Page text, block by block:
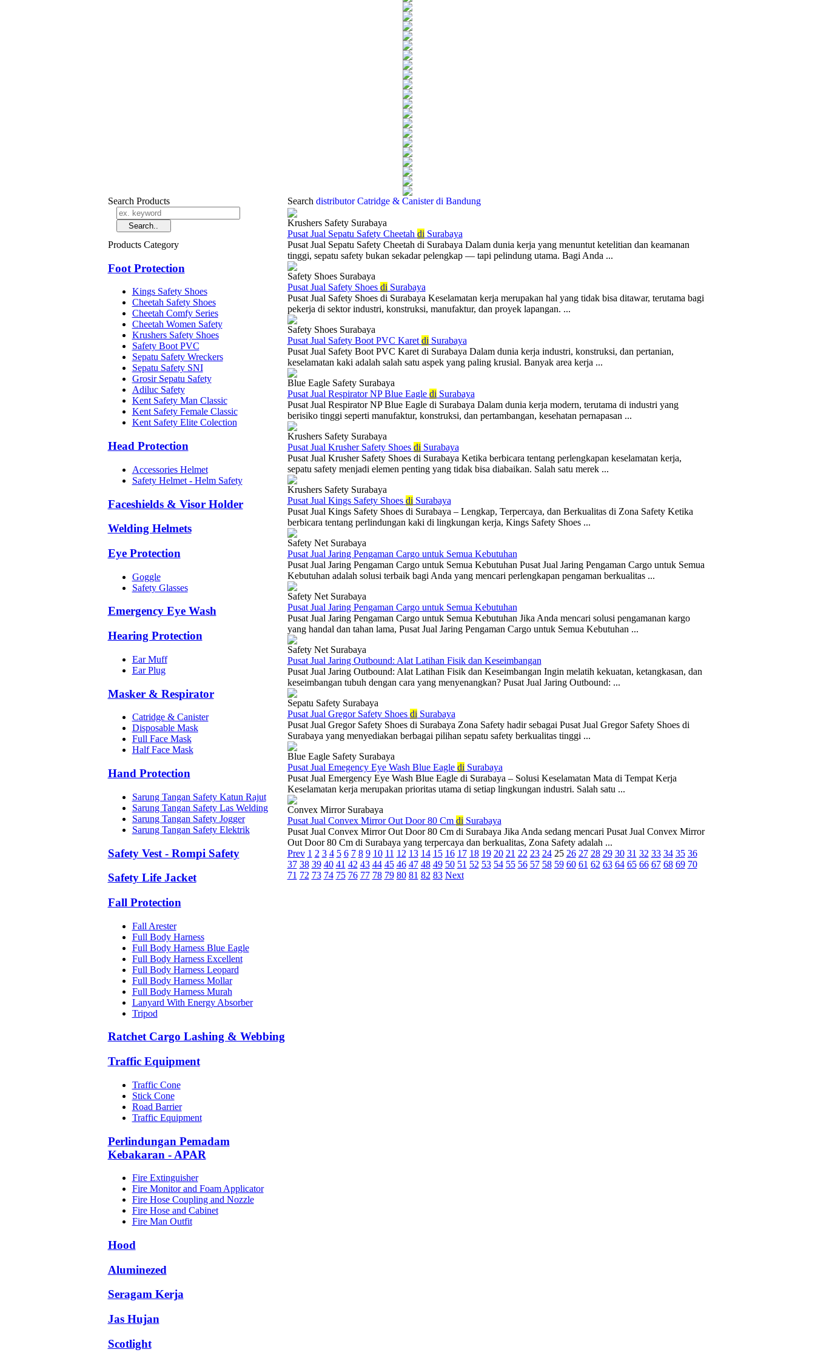
Search Products
Products Category
Foot Protection
Kings Safety Shoes
Cheetah Safety Shoes
Cheetah Comfy Series
Cheetah Women Safety
Krushers Safety Shoes
Safety Boot PVC
Sepatu Safety Wreckers
Sepatu Safety SNI
Grosir Sepatu Safety
Adiluc Safety
Kent Safety Man Classic
Kent Safety Female Classic
Kent Safety Elite Colection
Head Protection
Accessories Helmet
Safety Helmet - Helm Safety
Faceshields & Visor Holder
Welding Helmets
Eye Protection
Goggle
Safety Glasses
Emergency Eye Wash
Hearing Protection
Ear Muff
Ear Plug
Masker & Respirator
Catridge & Canister
Disposable Mask
Full Face Mask
Half Face Mask
Hand Protection
Sarung Tangan Safety Katun Rajut
Sarung Tangan Safety Las Welding
Sarung Tangan Safety Jogger
Sarung Tangan Safety Elektrik
Safety Vest - Rompi Safety
Safety Life Jacket
Fall Protection
Fall Arester
Full Body Harness
Full Body Harness Blue Eagle
Full Body Harness Excellent
Full Body Harness Leopard
Full Body Harness Mollar
Full Body Harness Murah
Lanyard With Energy Absorber
Tripod
Ratchet Cargo Lashing & Webbing
Traffic Equipment
Traffic Cone
Stick Cone
Road Barrier
Traffic Equipment
Perlindungan Pemadam
Kebakaran - APAR
Fire Extinguisher
Fire Monitor and Foam Applicator
Fire Hose Coupling and Nozzle
Fire Hose and Cabinet
Fire Man Outfit
Hood
Aluminezed
Seragam Kerja
Jas Hujan
Scotlight
Search distributor Catridge & Canister di Bandung
Krushers Safety Surabaya
Pusat Jual Sepatu Safety Cheetah di Surabaya
Pusat Jual Sepatu Safety Cheetah di Surabaya Dalam dunia kerja yang menuntut ketelitian dan keamanan
tinggi, sepatu safety bukan sekadar pelengkap — tapi pelindung utama. Bagi Anda ...
Safety Shoes Surabaya
Pusat Jual Safety Shoes di Surabaya
Pusat Jual Safety Shoes di Surabaya Keselamatan kerja merupakan hal yang tidak bisa ditawar, terutama bagi
pekerja di sektor industri, konstruksi, manufaktur, dan proyek lapangan. ...
Safety Shoes Surabaya
Pusat Jual Safety Boot PVC Karet di Surabaya
Pusat Jual Safety Boot PVC Karet di Surabaya Dalam dunia kerja industri, konstruksi, dan pertanian,
keselamatan kaki adalah salah satu aspek yang paling krusial. Banyak area kerja ...
Blue Eagle Safety Surabaya
Pusat Jual Respirator NP Blue Eagle di Surabaya
Pusat Jual Respirator NP Blue Eagle di Surabaya Dalam dunia kerja modern, terutama di industri yang
berisiko tinggi seperti manufaktur, konstruksi, dan pertambangan, kesehatan pernapasan ...
Krushers Safety Surabaya
Pusat Jual Krusher Safety Shoes di Surabaya
Pusat Jual Krusher Safety Shoes di Surabaya Ketika berbicara tentang perlengkapan keselamatan kerja,
sepatu safety menjadi elemen penting yang tidak bisa diabaikan. Salah satu merek ...
Krushers Safety Surabaya
Pusat Jual Kings Safety Shoes di Surabaya
Pusat Jual Kings Safety Shoes di Surabaya – Lengkap, Terpercaya, dan Berkualitas di Zona Safety Ketika
berbicara tentang perlindungan kaki di lingkungan kerja, Kings Safety Shoes ...
Safety Net Surabaya
Pusat Jual Jaring Pengaman Cargo untuk Semua Kebutuhan
Pusat Jual Jaring Pengaman Cargo untuk Semua Kebutuhan Pusat Jual Jaring Pengaman Cargo untuk Semua
Kebutuhan adalah solusi terbaik bagi Anda yang mencari perlengkapan pengaman berkualitas ...
Safety Net Surabaya
Pusat Jual Jaring Pengaman Cargo untuk Semua Kebutuhan
Pusat Jual Jaring Pengaman Cargo untuk Semua Kebutuhan Jika Anda mencari solusi pengamanan kargo
yang handal dan tahan lama, Pusat Jual Jaring Pengaman Cargo untuk Semua Kebutuhan ...
Safety Net Surabaya
Pusat Jual Jaring Outbound: Alat Latihan Fisik dan Keseimbangan
Pusat Jual Jaring Outbound: Alat Latihan Fisik dan Keseimbangan Ingin melatih kekuatan, ketangkasan, dan
keseimbangan tubuh dengan cara yang menyenangkan? Pusat Jual Jaring Outbound: ...
Sepatu Safety Surabaya
Pusat Jual Gregor Safety Shoes di Surabaya
Pusat Jual Gregor Safety Shoes di Surabaya Zona Safety hadir sebagai Pusat Jual Gregor Safety Shoes di
Surabaya yang menyediakan berbagai pilihan sepatu safety berkualitas tinggi ...
Blue Eagle Safety Surabaya
Pusat Jual Emegency Eye Wash Blue Eagle di Surabaya
Pusat Jual Emergency Eye Wash Blue Eagle di Surabaya – Solusi Keselamatan Mata di Tempat Kerja
Keselamatan kerja merupakan prioritas utama di setiap lingkungan industri. Salah satu ...
Convex Mirror Surabaya
Pusat Jual Convex Mirror Out Door 80 Cm di Surabaya
Pusat Jual Convex Mirror Out Door 80 Cm di Surabaya Jika Anda sedang mencari Pusat Jual Convex Mirror
Out Door 80 Cm di Surabaya yang terpercaya dan berkualitas, Zona Safety adalah ...
Prev 1 2 3 4 5 6 7 8 9 10 11 12 13 14 15 16 17 18 19 20 21 22 23 24 25 26 27 28 29 30 31 32 33 34 35 36
37 38 39 40 41 42 43 44 45 46 47 48 49 50 51 52 53 54 55 56 57 58 59 60 61 62 63 64 65 66 67 68 69 70
71 72 73 74 75 76 77 78 79 80 81 82 83 Next